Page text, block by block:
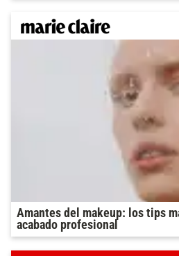
Amantes del makeup: los tips
acabado profesional